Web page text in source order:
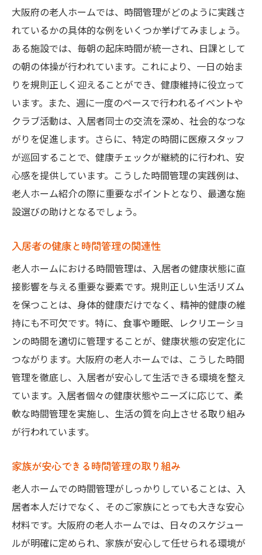
個別ケアプランの重要性
管理職の指導力と時間管理
テクノロジーの導入による効率化
継続的なスタッフ教育と時間管理
入居者のニーズに応じた柔軟な対応
安心して選ぶ大阪府の老人ホーム紹介の活用法
老人ホーム紹介の信頼性を確保する
無料相談サービスの効果的な利用方法
紹介業者とのコミュニケーションのコツ
情報提供の質で選ぶ紹介サービス
紹介を受ける前に知っておくべきこと
入居者の生活質を高める大阪府の老人ホームで
の時間管理戦略
日々のスケジュールの見直し方
活動的な生活をサポートする時間管理
入居者の声を反映する戦略的管理法
時間管理改善によるコミュニティの活性化
入居者とスタッフの共同作業による改善
定期的な評価とフィードバックの重要性
老人ホーム紹介を通じて大阪で理想の施設を見
つけるプロセス
老人ホーム選びで失敗しないためのアドバ
イス
紹介サービスを比較検討する際のポイント
時間管理を重視したホーム選びの重要性
大阪府の老人ホームでは、時間管理がどのように実践さ
れているかの具体的な例をいくつか挙げてみましょう。
ある施設では、毎朝の起床時間が統一され、日課として
の朝の体操が行われています。これにより、一日の始ま
りを規則正しく迎えることができ、健康維持に役立って
います。また、週に一度のペースで行われるイベントや
クラブ活動は、入居者同士の交流を深め、社会的なつな
がりを促進します。さらに、特定の時間に医療スタッフ
が巡回することで、健康チェックが継続的に行われ、安
心感を提供しています。こうした時間管理の実践例は、
老人ホーム紹介の際に重要なポイントとなり、最適な施
設選びの助けとなるでしょう。
入居者の健康と時間管理の関連性
老人ホームにおける時間管理は、入居者の健康状態に直
接影響を与える重要な要素です。規則正しい生活リズム
を保つことは、身体的健康だけでなく、精神的健康の維
持にも不可欠です。特に、食事や睡眠、レクリエーショ
ンの時間を適切に管理することが、健康状態の安定化に
つながります。大阪府の老人ホームでは、こうした時間
管理を徹底し、入居者が安心して生活できる環境を整え
ています。入居者個々の健康状態やニーズに応じて、柔
軟な時間管理を実施し、生活の質を向上させる取り組み
が行われています。
家族が安心できる時間管理の取り組み
老人ホームでの時間管理がしっかりしていることは、入
居者本人だけでなく、そのご家族にとっても大きな安心
材料です。大阪府の老人ホームでは、日々のスケジュー
ルが明確に定められ、家族が安心して任せられる環境が